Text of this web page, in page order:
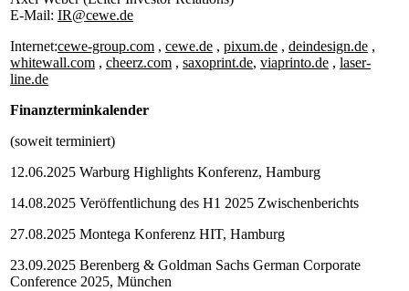
E-Mail: IR@cewe.de
Internet:cewe-group.com , cewe.de , pixum.de , deindesign.de ,
whitewall.com , cheerz.com , saxoprint.de, viaprinto.de , laser-
line.de
Finanzterminkalender
(soweit terminiert)
12.06.2025 Warburg Highlights Konferenz, Hamburg
14.08.2025 Veröffentlichung des H1 2025 Zwischenberichts
27.08.2025 Montega Konferenz HIT, Hamburg
23.09.2025 Berenberg & Goldman Sachs German Corporate
Conference 2025, München